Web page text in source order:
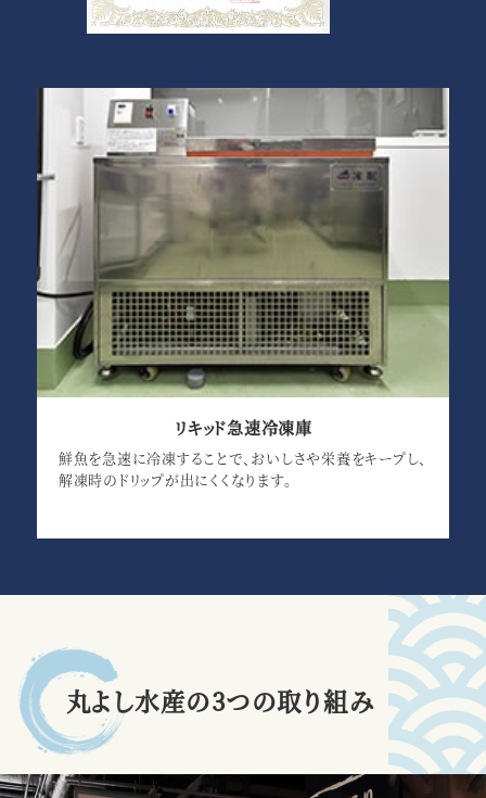
リキッド急速冷凍庫
鮮魚を急速に冷凍することで、おいしさや栄養をキープし、
解凍時のドリップが出にくくなります。
丸よし水産の3つの取り組み